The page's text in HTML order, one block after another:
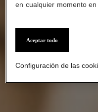
en cualquier momento en
Aceptar todo
Configuración de las